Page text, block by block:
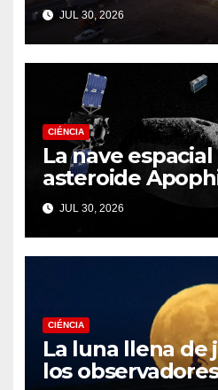
JUL 30, 2026
CIÉNCIA
La nave
asteroide
fatídico
Tierra en 2029
JUL 30, 2026
CIÉNCIA
La luna llena de
los